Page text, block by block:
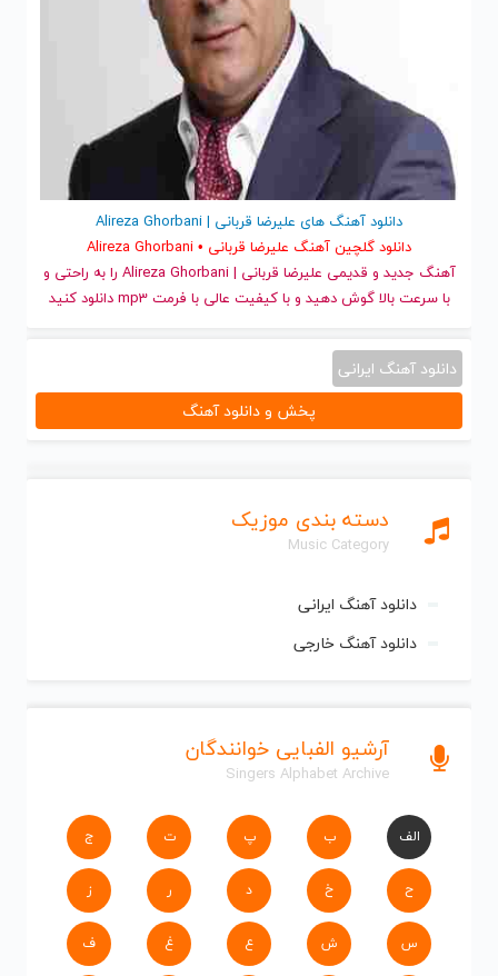
دسته بندی موزیک
Music Category
دانلود آهنگ ایرانی
دانلود آهنگ خارجی
آرشیو الفبایی خوانندگان
Singers Alphabet Archive
الف ب پ ت ج
ح خ د ر ز
س ش ع غ ف
دانلود آهنگ های علیرضا قربانی | Alireza Ghorbani
دانلود گلچین آهنگ علیرضا قربانی • Alireza Ghorbani
آهنگ جدید
و قدیمی علیرضا قربانی | Alireza Ghorbani را به راحتی و
با سرعت بالا گوش دهید و با کیفیت عالی با فرمت mp3 دانلود کنید
دانلود آهنگ ایرانی
پخش و دانلود آهنگ